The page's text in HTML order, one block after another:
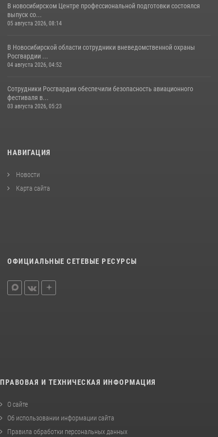
В новосибирском Центре профессиональной подготовки состоялся
выпуск со...
05 августа 2026, 08:14
В Новосибирской области сотрудники вневедомственной охраны
Росгвардии ...
04 августа 2026, 04:52
Сотрудники Росгвардии обеспечили безопасность авиационного
фестиваля в...
03 августа 2026, 05:23
НАВИГАЦИЯ
Новости
Карта сайта
ОФИЦИАЛЬНЫЕ СЕТЕВЫЕ РЕСУРСЫ
ПРАВОВАЯ И ТЕХНИЧЕСКАЯ ИНФОРМАЦИЯ
О сайте
Об использовании информации сайта
Правила обработки персональных данных